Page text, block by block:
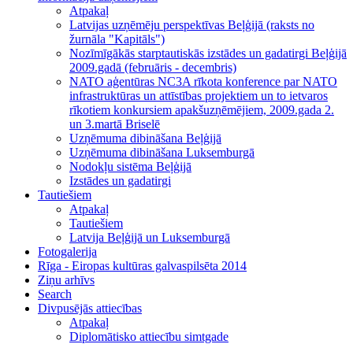
Atpakaļ
Latvijas uzņēmēju perspektīvas Beļģijā (raksts no
žurnāla "Kapitāls")
Nozīmīgākās starptautiskās izstādes un gadatirgi Beļģijā
2009.gadā (februāris - decembris)
NATO aģentūras NC3A rīkota konference par NATO
infrastruktūras un attīstības projektiem un to ietvaros
rīkotiem konkursiem apakšuzņēmējiem, 2009.gada 2.
un 3.martā Briselē
Uzņēmuma dibināšana Beļģijā
Uzņēmuma dibināšana Luksemburgā
Nodokļu sistēma Beļģijā
Izstādes un gadatirgi
Tautiešiem
Atpakaļ
Tautiešiem
Latvija Beļģijā un Luksemburgā
Fotogalerija
Rīga - Eiropas kultūras galvaspilsēta 2014
Ziņu arhīvs
Search
Divpusējās attiecības
Atpakaļ
Diplomātisko attiecību simtgade